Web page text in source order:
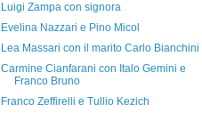
Luigi Zampa con signora
Evelina Nazzari e Pino Micol
Lea Massari con il marito Carlo Bianchini
Carmine Cianfarani con Italo Gemini e
Franco Bruno
Franco Zeffirelli e Tullio Kezich